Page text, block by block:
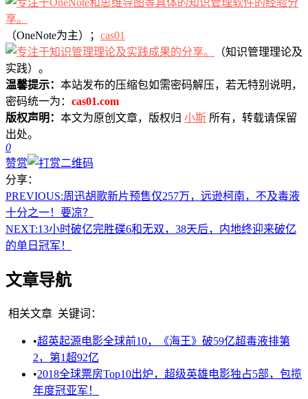
（OneNote为主）； cas01
（知识管理理论及
实践）。
温馨提示： 本站发布的压缩包如需密码解压，若无特别说明，
密码统一为： cas01.com
版权声明： 本文为原创文章，版权归 小斯 所有，转载请保留
出处。
0
赞赏
分享：
PREVIOUS:周迅胡歌新片预售仅257万，远逊柯南，不及毒液
十分之一！要凉？
NEXT:13小时破亿完胜碟6和无双，38天后，内地终迎来破亿
的单日冠军！
文章导航
相关文章 关键词：
•超英起源电影全球前10，《海王》破59亿超毒液排第
2，第1超92亿
•2018全球票房Top10出炉，超级英雄电影独占5部，包揽
年度冠亚军！